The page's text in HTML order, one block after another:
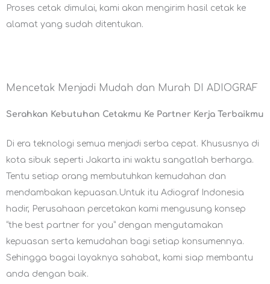
Proses cetak dimulai, kami akan mengirim hasil cetak ke
alamat yang sudah ditentukan.
Mencetak Menjadi Mudah dan Murah DI ADIOGRAF
Serahkan Kebutuhan Cetakmu Ke Partner Kerja Terbaikmu
Di era teknologi semua menjadi serba cepat. Khususnya di
kota sibuk seperti Jakarta ini waktu sangatlah berharga.
Tentu setiap orang membutuhkan kemudahan dan
mendambakan kepuasan.Untuk itu Adiograf Indonesia
hadir, Perusahaan percetakan kami mengusung konsep
“the best partner for you” dengan mengutamakan
kepuasan serta kemudahan bagi setiap konsumennya.
Sehingga bagai layaknya sahabat, kami siap membantu
anda dengan baik.